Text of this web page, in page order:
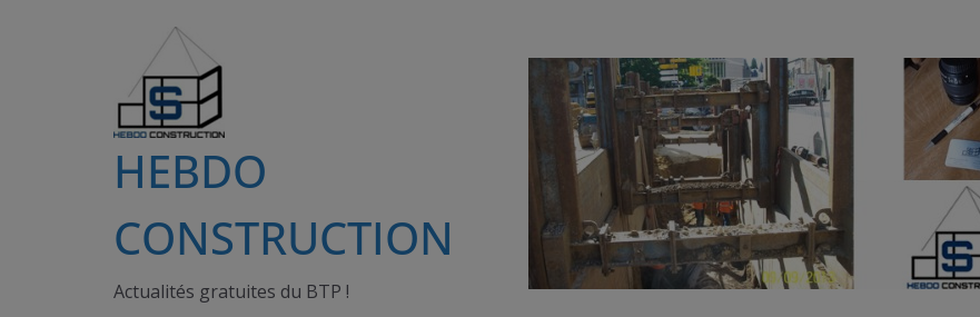
HEBDO
CONSTRUCTION
Actualités gratuites du BTP !